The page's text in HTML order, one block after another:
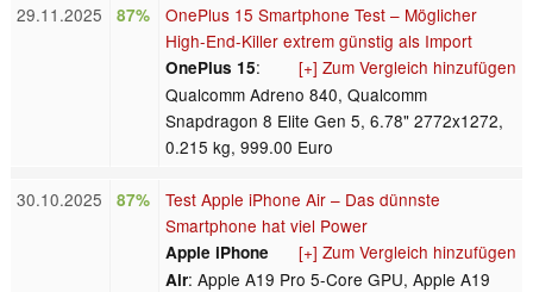
29.11.2025 87%
OnePlus 15 Smartphone Test – Möglicher
High-End-Killer extrem günstig als Import
[+] Zum Vergleich hinzufügen
OnePlus 15:
Qualcomm Adreno 840, Qualcomm
Snapdragon 8 Elite Gen 5, 6.78" 2772x1272,
0.215 kg, 999.00 Euro
30.10.2025 87%
Test Apple iPhone Air – Das dünnste
Smartphone hat viel Power
[+] Zum Vergleich hinzufügen
Apple iPhone
Air: Apple A19 Pro 5-Core GPU, Apple A19